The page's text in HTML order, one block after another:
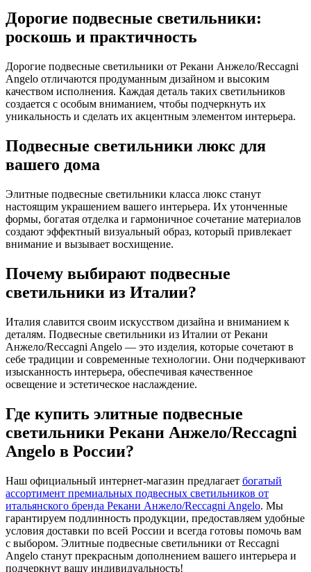
Дорогие подвесные светильники:
роскошь и практичность
Дорогие подвесные светильники от Рекани Анжело/Reccagni
Angelo отличаются продуманным дизайном и высоким
качеством исполнения. Каждая деталь таких светильников
создается с особым вниманием, чтобы подчеркнуть их
уникальность и сделать их акцентным элементом интерьера.
Подвесные светильники люкс для
вашего дома
Элитные подвесные светильники класса люкс станут
настоящим украшением вашего интерьера. Их утонченные
формы, богатая отделка и гармоничное сочетание материалов
создают эффектный визуальный образ, который привлекает
внимание и вызывает восхищение.
Почему выбирают подвесные
светильники из Италии?
Италия славится своим искусством дизайна и вниманием к
деталям. Подвесные светильники из Италии от Рекани
Анжело/Reccagni Angelo — это изделия, которые сочетают в
себе традиции и современные технологии. Они подчеркивают
изысканность интерьера, обеспечивая качественное
освещение и эстетическое наслаждение.
Где купить элитные подвесные
светильники Рекани Анжело/Reccagni
Angelo в России?
Наш официальный интернет-магазин предлагает богатый
ассортимент премиальных подвесных светильников от
итальянского бренда Рекани Анжело/Reccagni Angelo. Мы
гарантируем подлинность продукции, предоставляем удобные
условия доставки по всей России и всегда готовы помочь вам
с выбором. Элитные подвесные светильники от Reccagni
Angelo станут прекрасным дополнением вашего интерьера и
подчеркнут вашу индивидуальность!